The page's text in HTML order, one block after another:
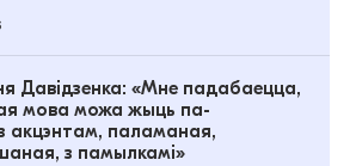
Давідзенка: «Мне падабаецца,
мова можа жыць па-
акцэнтам, паламаная,
з памылкамі»